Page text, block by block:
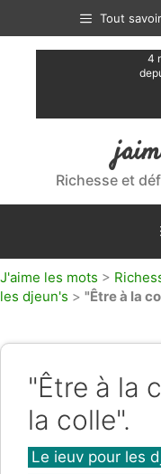
contenu
Tout
4
Richesse et
J'aime les mots >
les djeun's > "Être à la
"Être à la
la colle".
Catégories
Le ieuv pour les